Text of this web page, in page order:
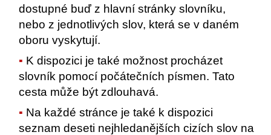
dostupné buď z hlavní stránky slovníku,
nebo z jednotlivých slov, která se v daném
oboru vyskytují.
K dispozici je také možnost procházet
slovník pomocí počátečních písmen. Tato
cesta může být zdlouhavá.
Na každé stránce je také k dispozici
seznam deseti nejhledanějších cizích slov na